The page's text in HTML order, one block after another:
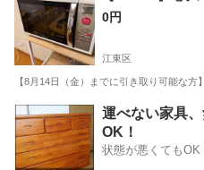
0円
江東区
【8月14日（金）までに引き取り可能な
東京 江東区 キッチン家電
運べない家具
OK！
状態が悪くても